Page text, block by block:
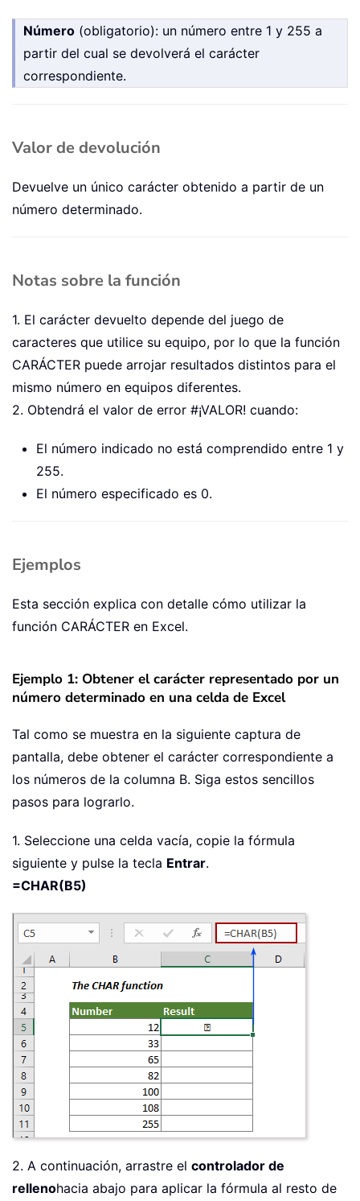
Número (obligatorio): un número entre 1 y 255 a
partir del cual se devolverá el carácter
correspondiente.
Valor de devolución
Devuelve un único carácter obtenido a partir de un
número determinado.
Notas sobre la función
1. El carácter devuelto depende del juego de
caracteres que utilice su equipo, por lo que la función
CARÁCTER puede arrojar resultados distintos para el
mismo número en equipos diferentes.
2. Obtendrá el valor de error #¡VALOR! cuando:
El número indicado no está comprendido entre 1 y
255.
El número especificado es 0.
Ejemplos
Esta sección explica con detalle cómo utilizar la
función CARÁCTER en Excel.
Ejemplo 1: Obtener el carácter representado por un
número determinado en una celda de Excel
Tal como se muestra en la siguiente captura de
pantalla, debe obtener el carácter correspondiente a
los números de la columna B. Siga estos sencillos
pasos para lograrlo.
1. Seleccione una celda vacía, copie la fórmula
siguiente y pulse la tecla Entrar.
=CHAR(B5)
2. A continuación, arrastre el controlador de
rellenohacia abajo para aplicar la fórmula al resto de